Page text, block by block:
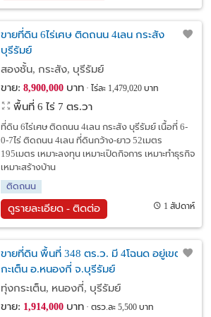
ขายที่ดิน 6ไร่เศษ ติดถนน 4เลน กระสัง
บุรีรัมย์
สองชั้น, กระสัง, บุรีรัมย์
ขาย: 8,900,000บาท ไร่ละ 1,479,020 บาท
พื้นที่ 6 ไร่ 7 ตร.วา
ที่ดิน 6ไร่เศษ ติดถนน 4เลน กระสัง บุรีรัมย์ เนื้อที่ 6-
0-7ไร่ ติดถนน 4เลน ที่ดินกว้าง-ยาว 52เมตร
195เมตร เหมาะลงทุน เหมาะเปิดกิจการ เหมาะทำธุรกิจ
เหมาะสร้างบ้าน
ติดถนน
ดูรายละเอียด - ติดต่อ 1 สัปดาห์
ขายที่ดิน พื้นที่ 348 ตร.ว. มี 4โฉนด อยู่เขตทุ่ง
กะเต็น อ.หนองกี่ จ.บุรีรัมย์
ทุ่งกระเต็น, หนองกี่, บุรีรัมย์
ขาย: 1,914,000บาท ตรว.ละ 5,500 บาท